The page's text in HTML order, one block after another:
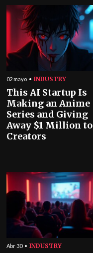
02 mayo INDUSTRY
This AI Startup Is
Making an Anime
Series and Giving
Away $1 Million to
Creators
Abr 30 INDUSTRY